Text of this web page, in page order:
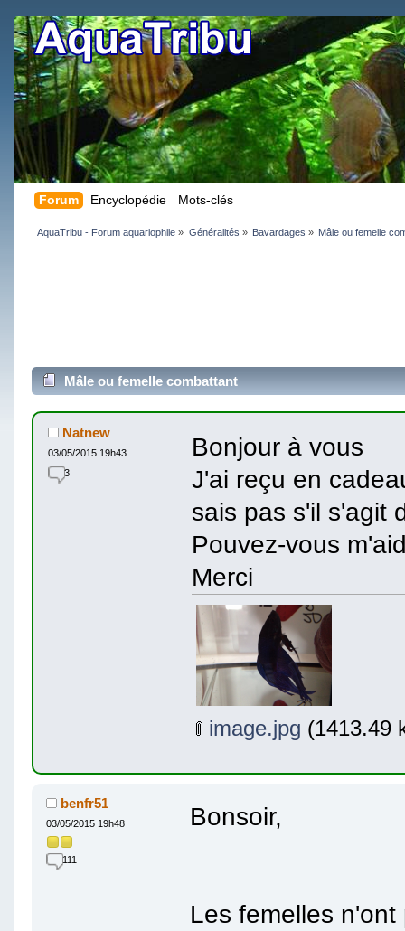
Forum Encyclopédie Mots-clés
AquaTribu - Forum aquariophile » Généralités » Bavardages » Mâle ou femelle
Mâle ou femelle combattant
Natnew
03/05/2015 19h43
3
Bonjour à vous
J'ai reçu en
sais pas s'il s'agit
Pouvez-vous
Merci
image.jpg (1413.49
benfr51
03/05/2015 19h48
111
Bonsoir,
Les femelles